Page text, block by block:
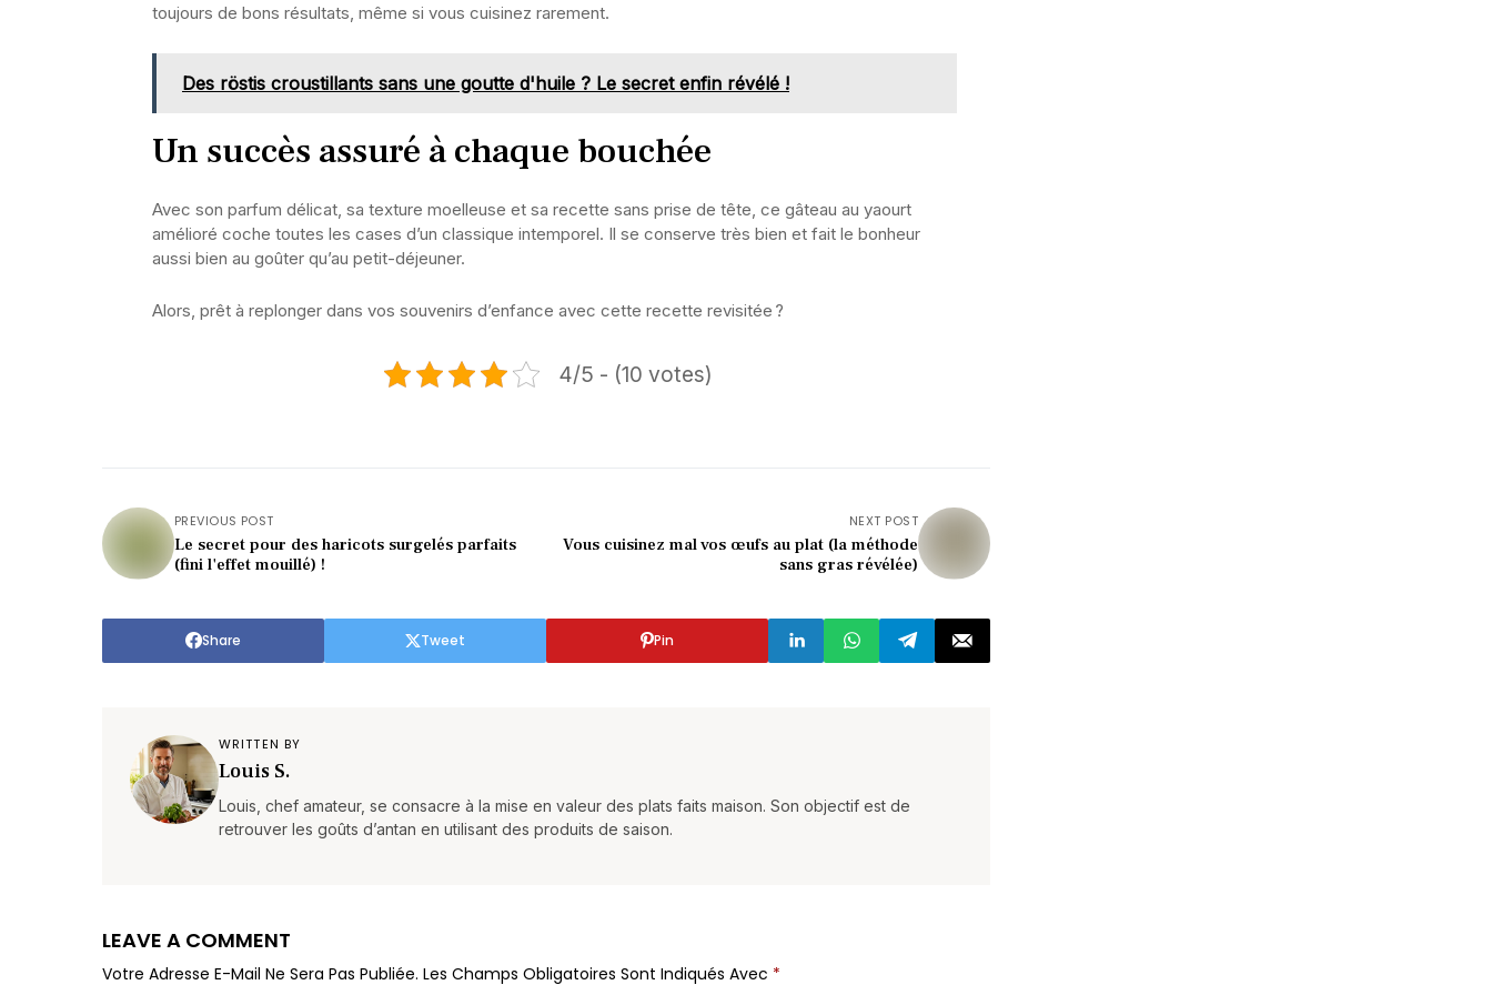
toujours de bons résultats, même si vous cuisinez rarement.
Des röstis croustillants sans une goutte d'huile ? Le secret enfin révélé !
Un succès assuré à chaque bouchée
Avec son parfum délicat, sa texture moelleuse et sa recette sans prise de tête, ce gâteau au yaourt
amélioré coche toutes les cases d’un classique intemporel. Il se conserve très bien et fait le bonheur
aussi bien au goûter qu’au petit-déjeuner.
Alors, prêt à replonger dans vos souvenirs d’enfance avec cette recette revisitée ?
4/5 - (10 votes)
PREVIOUS POST
Le secret pour des haricots surgelés parfaits
(fini l'effet mouillé) !
NEXT POST
Vous cuisinez mal vos œufs au plat (la méthode
sans gras révélée)
Share Tweet Pin
WRITTEN BY
Louis S.
Louis, chef amateur, se consacre à la mise en valeur des plats faits maison. Son objectif est de
retrouver les goûts d’antan en utilisant des produits de saison.
LEAVE A COMMENT
Votre Adresse E-Mail Ne Sera Pas Publiée. Les Champs Obligatoires Sont Indiqués Avec *